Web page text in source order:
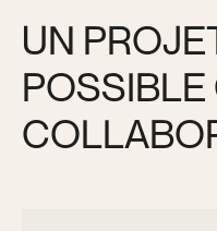
UN
POSSIBLE